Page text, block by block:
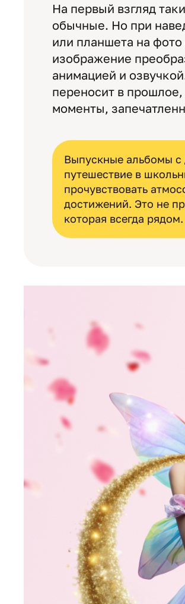
На первый взгляд
обычные. Но при
или планшета на
изображение
анимацией и
переносит в
моменты,
Выпускные альбомы с
путешествие в
прочувствовать
достижений. Это не
которая всегда рядом.